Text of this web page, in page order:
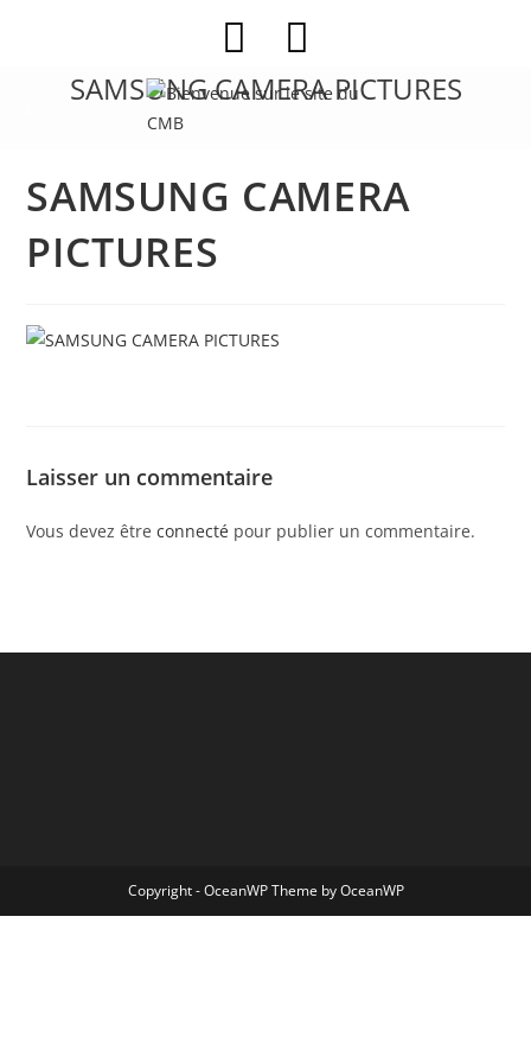
SAMSUNG CAMERA PICTURES
SAMSUNG CAMERA
PICTURES
Laisser un commentaire
Vous devez êtreconnecté pour publier un commentaire.
Copyright - OceanWP Theme by OceanWP